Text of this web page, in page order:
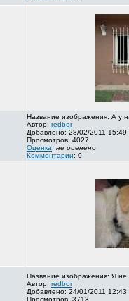
Название изображения: А у
Автор: redbor
Добавлено: 28/02/2011 15:49
Просмотров: 4027
Оценка: не оценено
Комментарии: 0
Название изображения: Я
Автор: redbor
Добавлено: 24/01/2011 12:43
Просмотров: 3713